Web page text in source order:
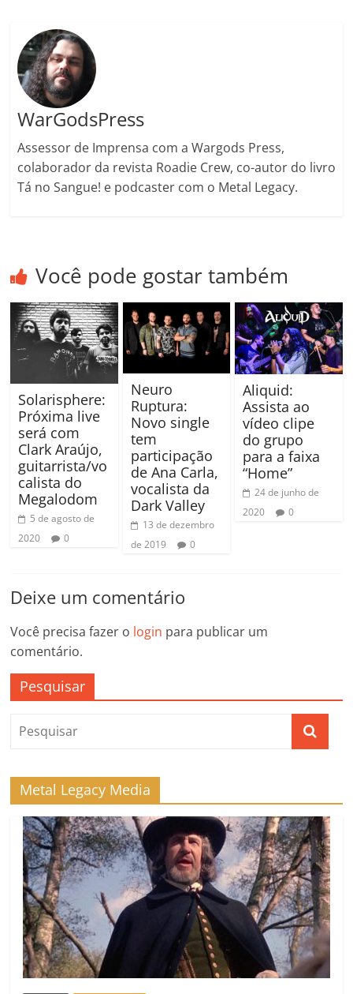
WarGodsPress
Assessor de Imprensa com a Wargods Press,
colaborador da revista Roadie Crew, co-autor do livro
Tá no Sangue! e podcaster com o Metal Legacy.
Você pode gostar também
Solarisphere:
Próxima live
será com
Clark Araújo,
guitarrista/vo
calista do
Megalodom
5 de agosto de
2020
0
Neuro
Ruptura:
Novo single
tem
participação
de Ana Carla,
vocalista da
Dark Valley
13 de dezembro
de 2019
0
Aliquid:
Assista ao
vídeo clipe
do grupo
para a faixa
“Home”
24 de junho de
2020
0
Deixe um comentário
Você precisa fazer o login para publicar um
comentário.
Pesquisar
Metal Legacy Media